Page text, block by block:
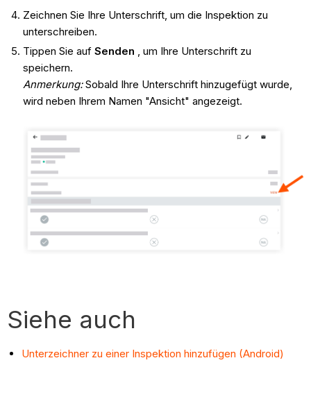
Zeichnen Sie Ihre Unterschrift, um die Inspektion zu
unterschreiben.
Tippen Sie auf Senden , um Ihre Unterschrift zu
speichern.
Anmerkung:Sobald Ihre Unterschrift hinzugefügt wurde,
wird neben Ihrem Namen "Ansicht" angezeigt.
Siehe auch
Unterzeichner zu einer Inspektion hinzufügen (Android)